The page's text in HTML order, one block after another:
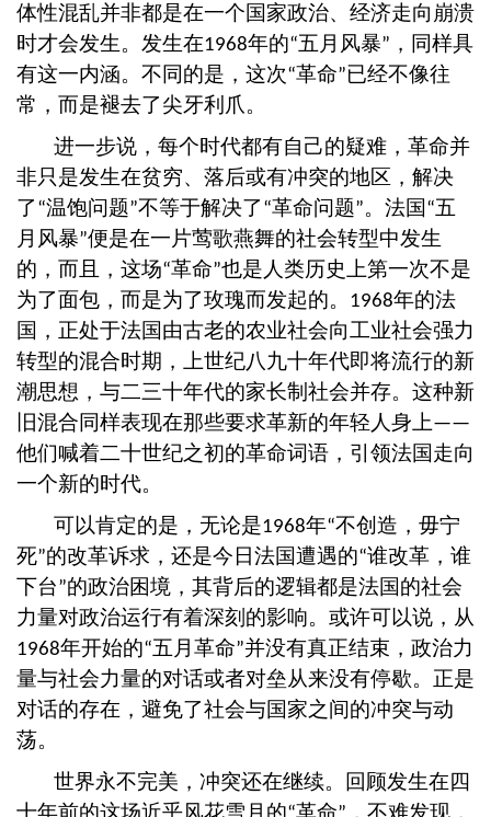
体性混乱并非都是在一个国家政治、经济走向崩溃
时才会发生。发生在1968年的“五月风暴” ，同样具
有这一内涵。不同的是，这次“革命”已经不像往
常，而是褪去了尖牙利爪。
进一步说，每个时代都有自己的疑难，革命并
非只是发生在贫穷、落后或有冲突的地区，解决
了 “温饱问题”不等于解决了 “革命问题”。法国 “五
月风暴”便是在一片莺歌燕舞的社会转型中发生
的，而且，这场“革命”也是人类历史上第一次不是
为了面包，而是为了玫瑰而发起的。
1968年的法
国，正处于法国由古老的农业社会向工业社会强力
转型的混合时期，上世纪八九十年代即将流行的新
潮思想，与二三十年代的家长制社会并存。这种新
旧混合同样表现在那些要求革新的年轻人身上——
他们喊着二十世纪之初的革命词语，引领法国走向
一个新的时代。
可以肯定的是，无论是1968年“不创造，毋宁
死”的改革诉求，还是今日法国遭遇的“谁改革，谁
下台”的政治困境，其背后的逻辑都是法国的社会
力量对政治运行有着深刻的影响。或许可以说，从
1968年开始的“五月革命”并没有真正结束，政治力
量与社会力量的对话或者对垒从来没有停歇。正是
对话的存在，避免了社会与国家之间的冲突与动
荡。
世界永不完美，冲突还在继续。回顾发生在四
十年前的这场近乎风花雪月的 革命 ，不难发现，